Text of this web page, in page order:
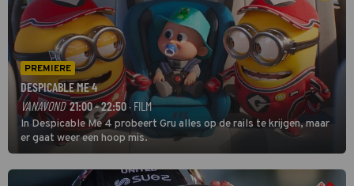
PREMIERE
DESPICABLE ME 4
VANAVOND 21:00 - 22:50 · FILM
In Despicable Me 4 probeert Gru alles op de rails te krijgen, maar
er gaat weer een hoop mis.